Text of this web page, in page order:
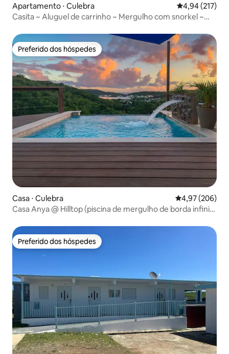
Apartamento ⋅ Culebra 4,94 de uma
4,94 (217)
Casita ~ Aluguel de carrinho ~ Mergulho com snorkel ~
Preferido dos hóspedes
Preferido dos hóspedes
Casa ⋅ Culebra 4,97 de uma
4,97 (206)
Casa Anya @ Hilltop (piscina de mergulho de borda infinita
Preferido dos hóspedes
Preferido dos hóspedes